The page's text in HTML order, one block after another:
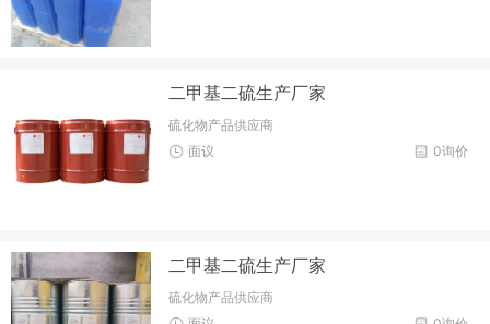
二甲基二硫生产厂家
硫化物产品供应商
0询价
面议
二甲基二硫生产厂家
硫化物产品供应商